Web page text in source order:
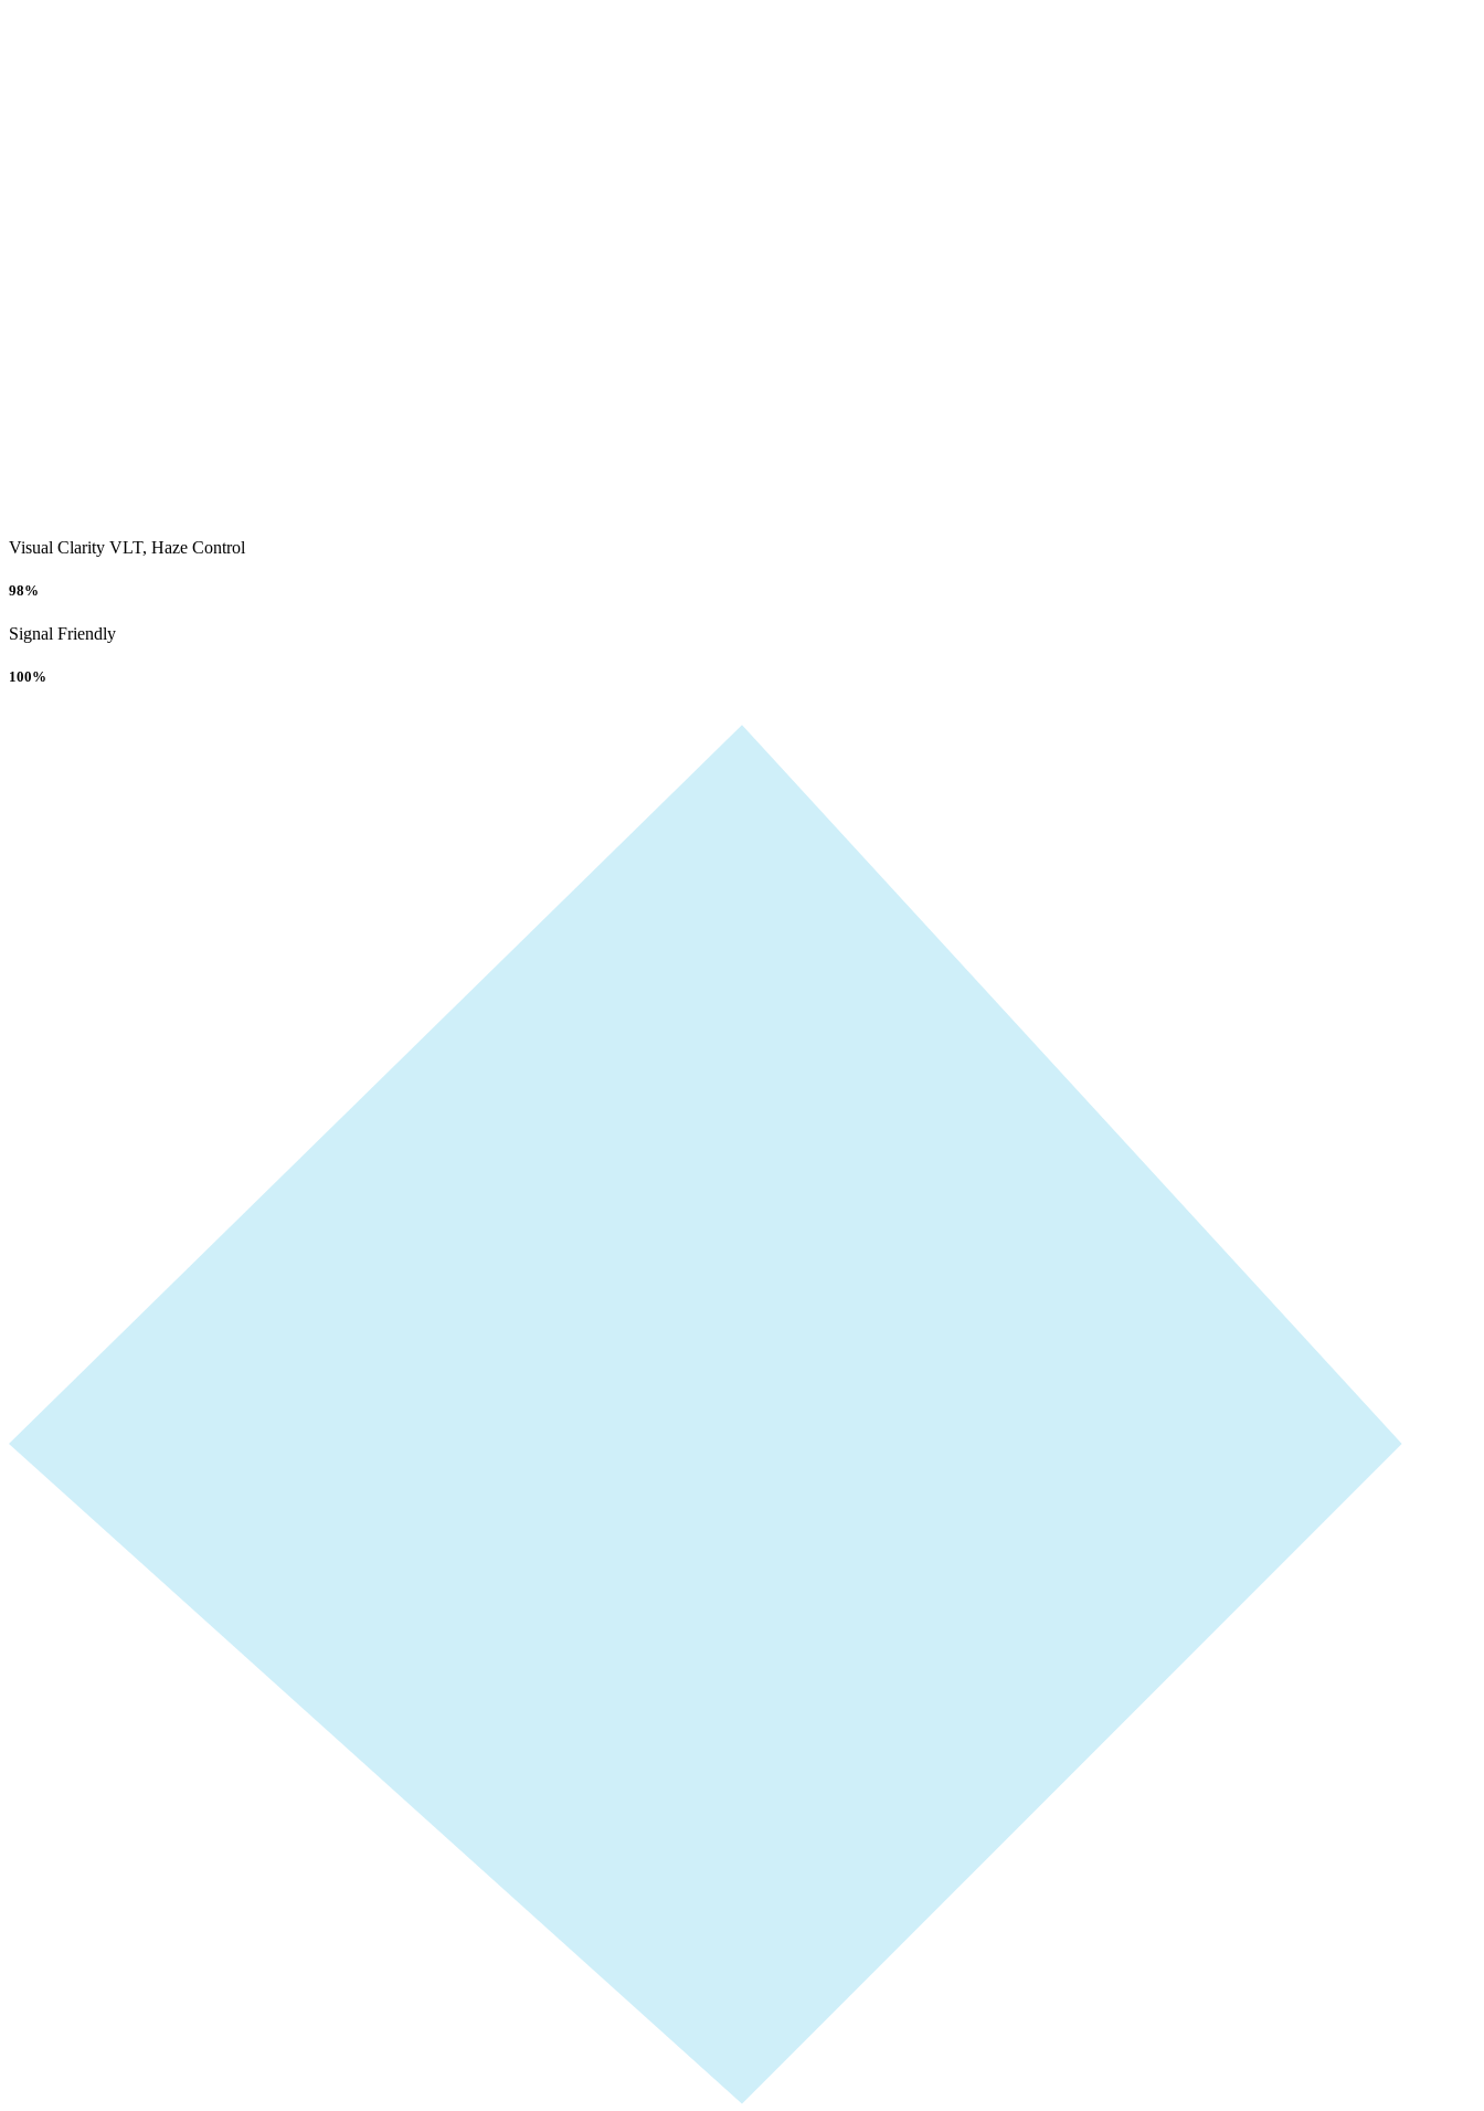
Visual Clarity VLT, Haze Control
98%
Signal Friendly
100%